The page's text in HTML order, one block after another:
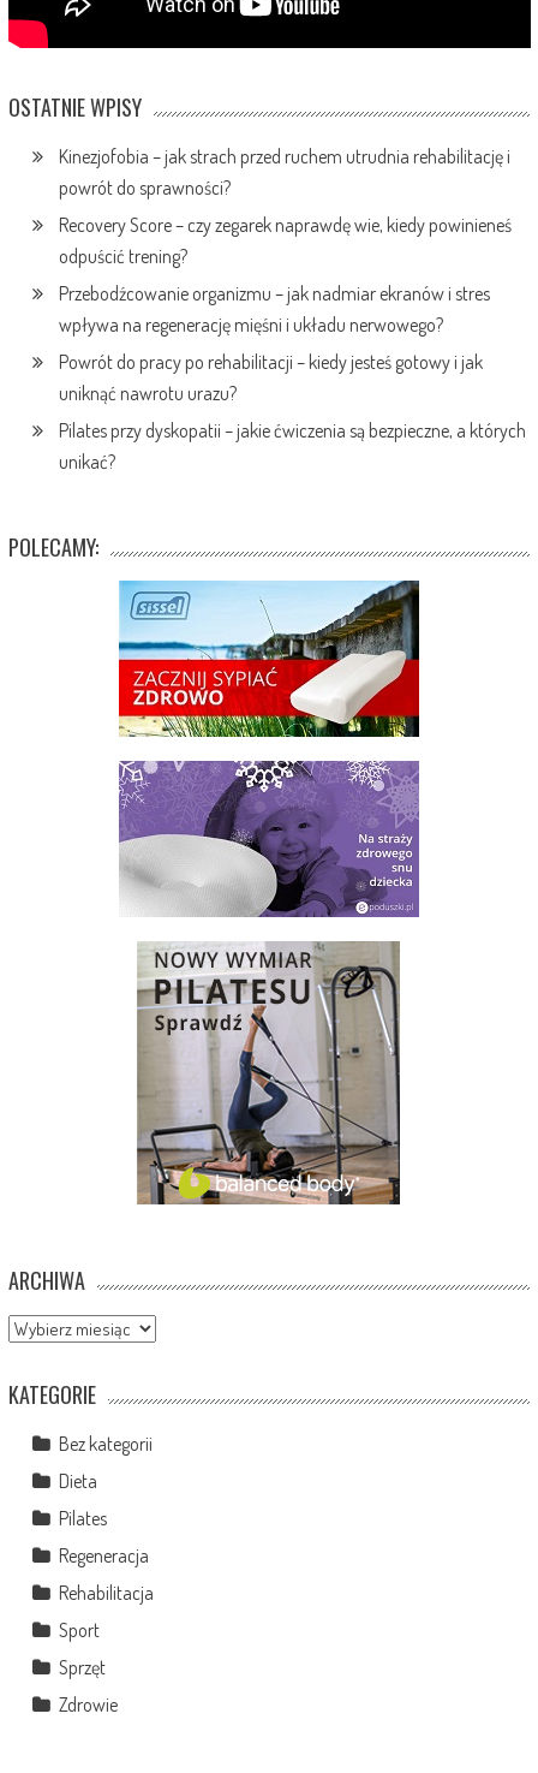
OSTATNIE WPISY
Kinezjofobia – jak strach przed ruchem utrudnia rehabilitację i
powrót do sprawności?
Recovery Score – czy zegarek naprawdę wie, kiedy powinieneś
odpuścić trening?
Przebodźcowanie organizmu – jak nadmiar ekranów i stres
wpływa na regenerację mięśni i układu nerwowego?
Powrót do pracy po rehabilitacji – kiedy jesteś gotowy i jak
uniknąć nawrotu urazu?
Pilates przy dyskopatii – jakie ćwiczenia są bezpieczne, a których
unikać?
POLECAMY:
ARCHIWA
Archiwa
KATEGORIE
Bez kategorii
Dieta
Pilates
Regeneracja
Rehabilitacja
Sport
Sprzęt
Zdrowie